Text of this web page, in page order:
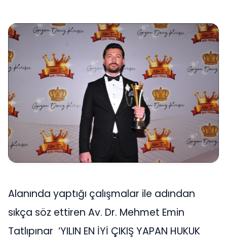
Alanında yaptığı çalışmalar ile adından
sıkça söz ettiren Av. Dr. Mehmet Emin
Tatlıpınar ‘YILIN EN İYİ ÇIKIŞ YAPAN HUKUK